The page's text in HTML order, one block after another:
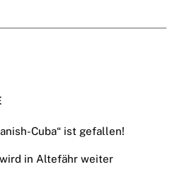
Cuba“ ist gefallen!
in Altefähr weiter